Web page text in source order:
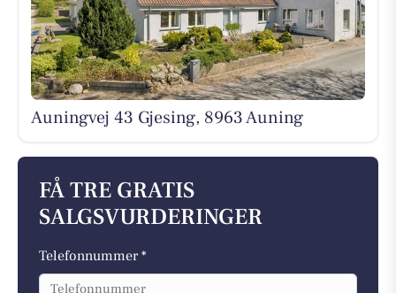
Auningvej 43 Gjesing, 8963 Auning
FÅ TRE GRATIS
SALGSVURDERINGER
Telefonnummer *